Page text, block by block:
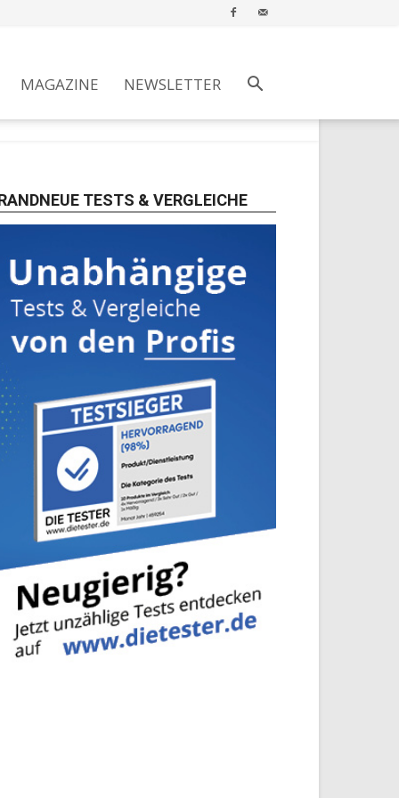
MAGAZINE NEWSLETTER
TESTS & VERGLEICHE